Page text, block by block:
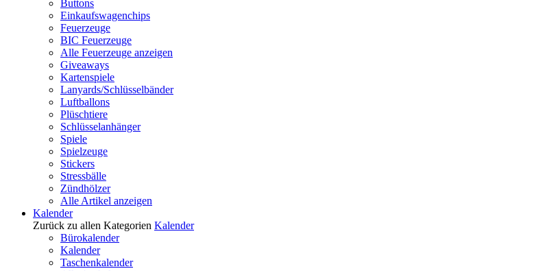
Buttons
Einkaufswagenchips
Feuerzeuge
BIC Feuerzeuge
Alle Feuerzeuge anzeigen
Giveaways
Kartenspiele
Lanyards/Schlüsselbänder
Luftballons
Plüschtiere
Schlüsselanhänger
Spiele
Spielzeuge
Stickers
Stressbälle
Zündhölzer
Alle Artikel anzeigen
Kalender
Zurück zu allen Kategorien Kalender
Bürokalender
Kalender
Taschenkalender